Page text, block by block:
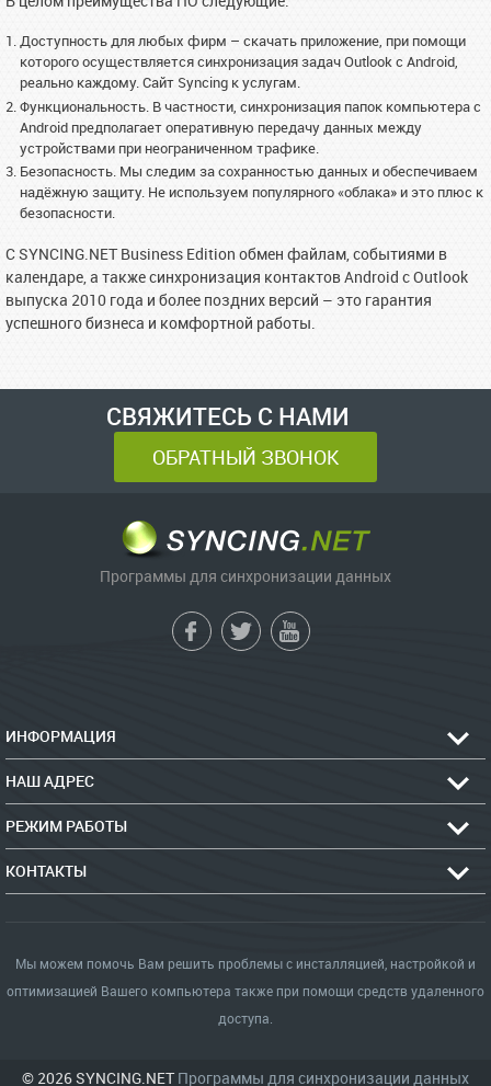
Доступность для любых фирм – скачать приложение, при помощи
которого осуществляется синхронизация задач Outlook с Android,
реально каждому. Сайт Syncing к услугам.
Функциональность. В частности, синхронизация папок компьютера с
Android предполагает оперативную передачу данных между
устройствами при неограниченном трафике.
Безопасность. Мы следим за сохранностью данных и обеспечиваем
надёжную защиту. Не используем популярного «облака» и это плюс к
безопасности.
С SYNCING.NET Business Edition обмен файлам, событиями в
календаре, а также синхронизация контактов Android с Outlook
выпуска 2010 года и более поздних версий – это гарантия
успешного бизнеса и комфортной работы.
СВЯЖИТЕСЬ С НАМИ
ОБРАТНЫЙ ЗВОНОК
Программы для синхронизации данных
ИНФОРМАЦИЯ
НАШ АДРЕС
РЕЖИМ РАБОТЫ
КОНТАКТЫ
Мы можем помочь Вам решить проблемы с инсталляцией, настройкой и
оптимизацией Вашего компьютера также при помощи средств удаленного
доступа.
© 2026 SYNCING.NET Программы для синхронизации данных